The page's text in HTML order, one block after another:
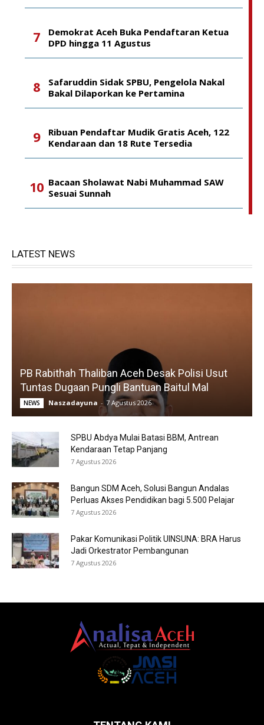
Demokrat Aceh Buka Pendaftaran Ketua
DPD hingga 11 Agustus
Safaruddin Sidak SPBU, Pengelola Nakal
Bakal Dilaporkan ke Pertamina
Ribuan Pendaftar Mudik Gratis Aceh, 122
Kendaraan dan 18 Rute Tersedia
Bacaan Sholawat Nabi Muhammad SAW
Sesuai Sunnah
LATEST NEWS
PB Rabithah Thaliban Aceh Desak Polisi Usut
Tuntas Dugaan Pungli Bantuan Baitul Mal
NEWS Naszadayuna - 7 Agustus 2026
SPBU Abdya Mulai Batasi BBM, Antrean
Kendaraan Tetap Panjang
7 Agustus 2026
Bangun SDM Aceh, Solusi Bangun Andalas
Perluas Akses Pendidikan bagi 5.500 Pelajar
7 Agustus 2026
Pakar Komunikasi Politik UINSUNA: BRA Harus
Jadi Orkestrator Pembangunan
7 Agustus 2026